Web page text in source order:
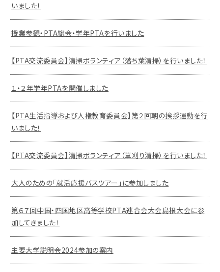
いました！
授業参観・PTA総会・学年PTAを行いました
【PTA交流委員会】清掃ボランティア（落ち葉清掃）を行いました！
１・２年学年PTAを開催しました
【PTA生活指導および人権教育委員会】第２回朝の挨拶運動を行
いました！
【PTA交流委員会】清掃ボランティア（草刈り清掃）を行いました！
大人のための「就活応援バスツアー」に参加しました
第６７回中国・四国地区高等学校PTA連合会大会島根大会に参
加してきました！
主要大学説明会2024参加の案内